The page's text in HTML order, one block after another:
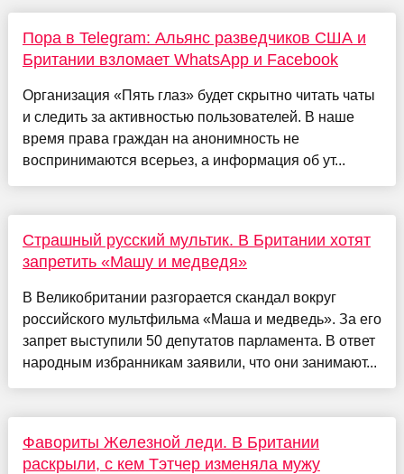
Пора в Telegram: Альянс разведчиков США и
Британии взломает WhatsApp и Facebook
Организация «Пять глаз» будет скрытно читать чаты
и следить за активностью пользователей. В наше
время права граждан на анонимность не
воспринимаются всерьез, а информация об ут...
Страшный русский мультик. В Британии хотят
запретить «Машу и медведя»
В Великобритании разгорается скандал вокруг
российского мультфильма «Маша и медведь». За его
запрет выступили 50 депутатов парламента. В ответ
народным избранникам заявили, что они занимают...
Фавориты Железной леди. В Британии
раскрыли, с кем Тэтчер изменяла мужу